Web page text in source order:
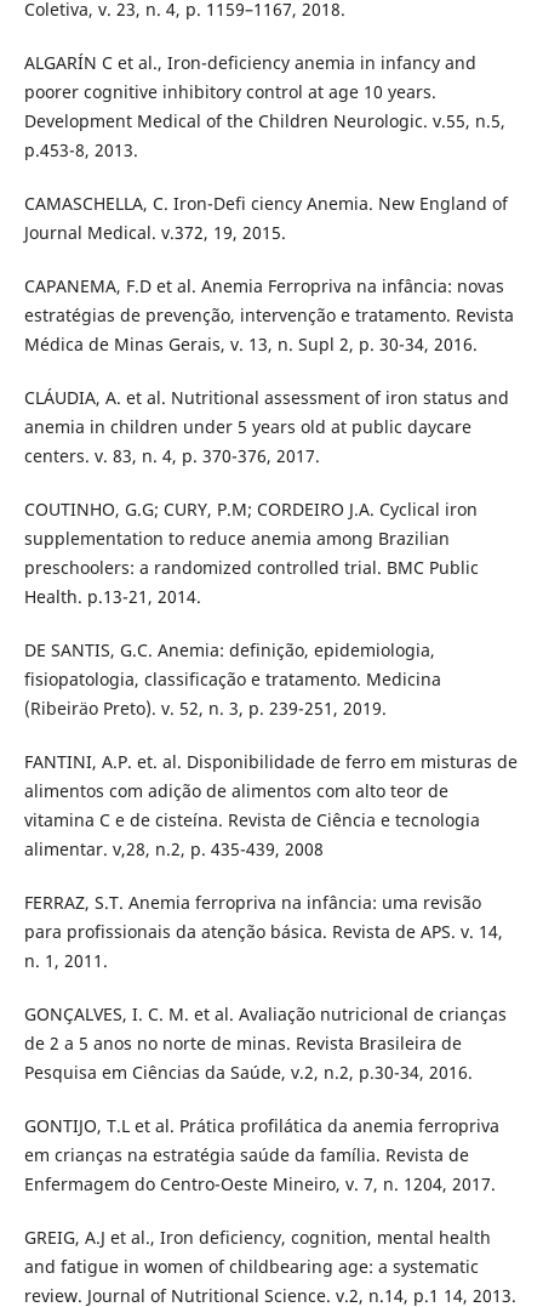
Coletiva, v. 23, n. 4, p. 1159–1167, 2018.
ALGARÍN C et al., Iron-deficiency anemia in infancy and
poorer cognitive inhibitory control at age 10 years.
Development Medical of the Children Neurologic. v.55, n.5,
p.453-8, 2013.
CAMASCHELLA, C. Iron-Defi ciency Anemia. New England of
Journal Medical. v.372, 19, 2015.
CAPANEMA, F.D et al. Anemia Ferropriva na infância: novas
estratégias de prevenção, intervenção e tratamento. Revista
Médica de Minas Gerais, v. 13, n. Supl 2, p. 30-34, 2016.
CLÁUDIA, A. et al. Nutritional assessment of iron status and
anemia in children under 5 years old at public daycare
centers. v. 83, n. 4, p. 370-376, 2017.
COUTINHO, G.G; CURY, P.M; CORDEIRO J.A. Cyclical iron
supplementation to reduce anemia among Brazilian
preschoolers: a randomized controlled trial. BMC Public
Health. p.13-21, 2014.
DE SANTIS, G.C. Anemia: definição, epidemiologia,
fisiopatologia, classificação e tratamento. Medicina
(Ribeiräo Preto). v. 52, n. 3, p. 239-251, 2019.
FANTINI, A.P. et. al. Disponibilidade de ferro em misturas de
alimentos com adição de alimentos com alto teor de
vitamina C e de cisteína. Revista de Ciência e tecnologia
alimentar. v,28, n.2, p. 435-439, 2008
FERRAZ, S.T. Anemia ferropriva na infância: uma revisão
para profissionais da atenção básica. Revista de APS. v. 14,
n. 1, 2011.
GONÇALVES, I. C. M. et al. Avaliação nutricional de crianças
de 2 a 5 anos no norte de minas. Revista Brasileira de
Pesquisa em Ciências da Saúde, v.2, n.2, p.30-34, 2016.
GONTIJO, T.L et al. Prática profilática da anemia ferropriva
em crianças na estratégia saúde da família. Revista de
Enfermagem do Centro-Oeste Mineiro, v. 7, n. 1204, 2017.
GREIG, A.J et al., Iron deficiency, cognition, mental health
and fatigue in women of childbearing age: a systematic
review. Journal of Nutritional Science. v.2, n.14, p.1 14, 2013.